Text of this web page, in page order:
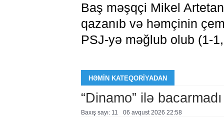
Baş məşqçi Mikel
qazanıb və həmçinin
PSJ-yə məğlub olub (1-
HƏMIN KATEQORIYADAN
“Dinamo” ilə bacarmadı
Baxış sayı: 11 06 avqust 2026 22:58